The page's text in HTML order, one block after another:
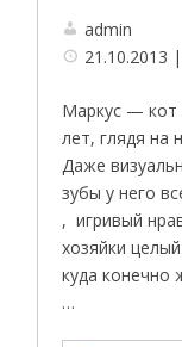
admin
21.10.2013
Маркус — кот
лет, глядя на
Даже
зубы у него
, игривый
хозяйки
куда конечно
…